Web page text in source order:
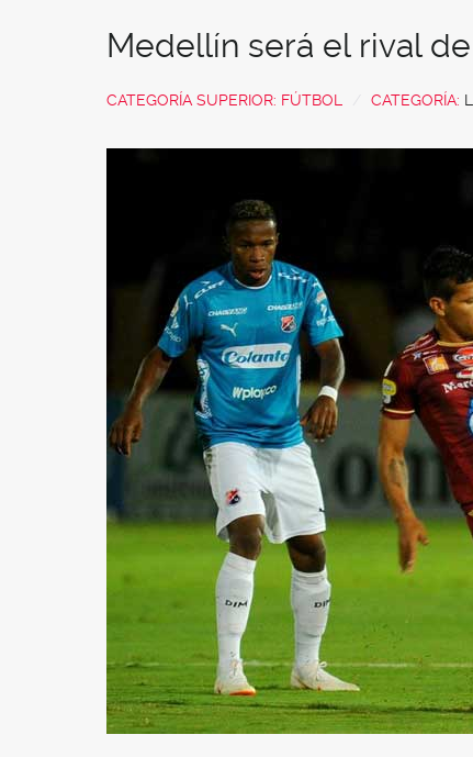
Medellín será el rival
CATEGORÍA SUPERIOR: FÚTBOL CATEGORÍA: